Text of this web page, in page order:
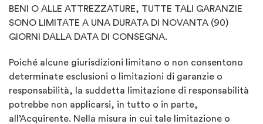
BENI O ALLE ATTREZZATURE, TUTTE TALI GARANZIE
SONO LIMITATE A UNA DURATA DI NOVANTA (90)
GIORNI DALLA DATA DI CONSEGNA.
Poiché alcune giurisdizioni limitano o non consentono
determinate esclusioni o limitazioni di garanzie o
responsabilità, la suddetta limitazione di responsabilità
potrebbe non applicarsi, in tutto o in parte,
all’Acquirente. Nella misura in cui tale limitazione o